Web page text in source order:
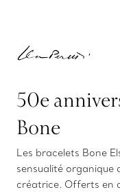
50e
Bone
Les bracelets Bone
sensualité organique
créatrice. Offerts en